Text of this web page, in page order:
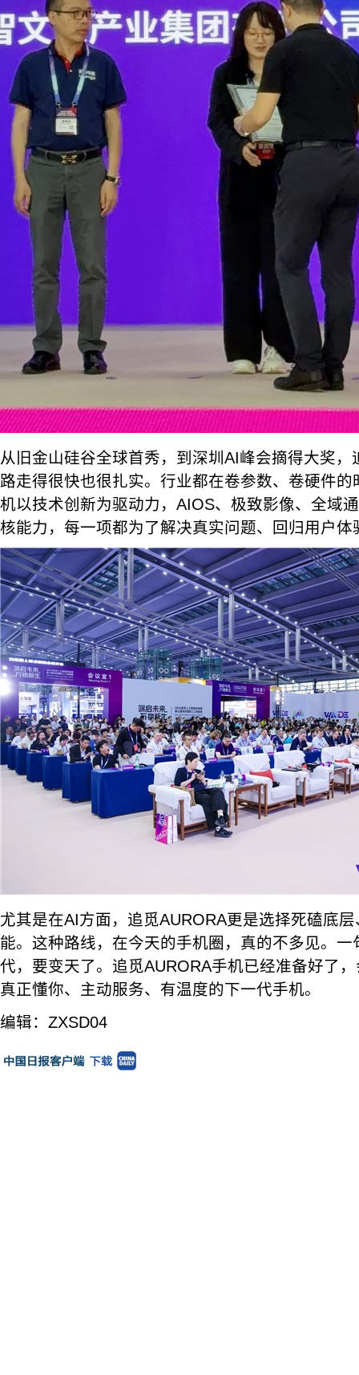
从旧金山硅谷全球首秀，到深圳AI峰会摘得大奖，
路走得很快也很扎实。行业都在卷参数、卷硬件的
机以技术创新为驱动力，AIOS、极致影像、全域
核能力，每一项都为了解决真实问题、回归用户体
尤其是在AI方面，追觅AURORA更是选择死磕底
能。这种路线，在今天的手机圈，真的不多见。
代，要变天了。追觅AURORA手机已经准备好了
真正懂你、主动服务、有温度的下一代手机。
编辑：ZXSD04